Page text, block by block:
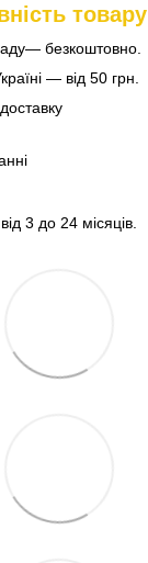
безкоштовно.
— від 50 грн.
3 до 24 місяців.